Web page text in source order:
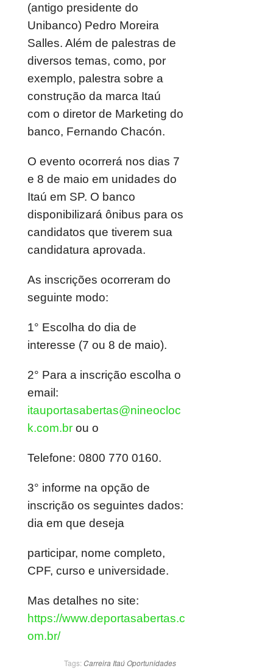
(antigo presidente do
Unibanco) Pedro Moreira
Salles. Além de palestras de
diversos temas, como, por
exemplo, palestra sobre a
construção da marca Itaú
com o diretor de Marketing do
banco, Fernando Chacón.
O evento ocorrerá nos dias 7
e 8 de maio em unidades do
Itaú em SP. O banco
disponibilizará ônibus para os
candidatos que tiverem sua
candidatura aprovada.
As inscrições ocorreram do
seguinte modo:
1° Escolha do dia de
interesse (7 ou 8 de maio).
2° Para a inscrição escolha o
email:
itauportasabertas@nineocloc
k.com.br ou o
Telefone: 0800 770 0160.
3° informe na opção de
inscrição os seguintes dados:
dia em que deseja
participar, nome completo,
CPF, curso e universidade.
Mas detalhes no site:
https://www.deportasabertas.c
om.br/
Tags: Carreira ItaúOportunidades